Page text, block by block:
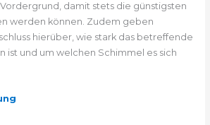
damit stets die günstigsten
werden können. Zudem geben
hierüber, wie stark das betreffende
ist und um welchen Schimmel es sich